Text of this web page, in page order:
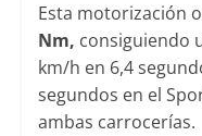
Esta motorización
Nm, consiguiendo
km/h en 6,4
segundos en el
ambas carrocerías.